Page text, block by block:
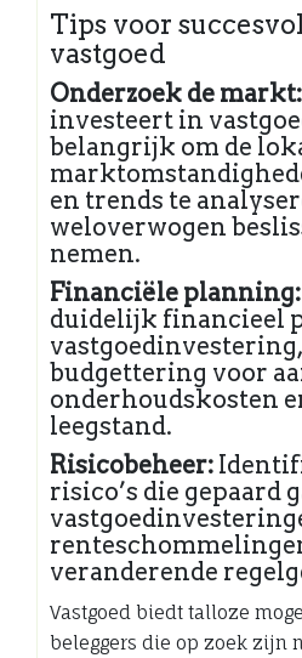
Tips voor
vastgoed
Onderzoek de markt:
investeert in
belangrijk om de
en trends te
weloverwogen
nemen.
Financiële planning:
duidelijk financieel
budgettering voor
onderhoudskosten
leegstand.
Risicobeheer:
risico’s die gepaard
veranderende
Vastgoed biedt talloze
beleggers die op zoek zijn